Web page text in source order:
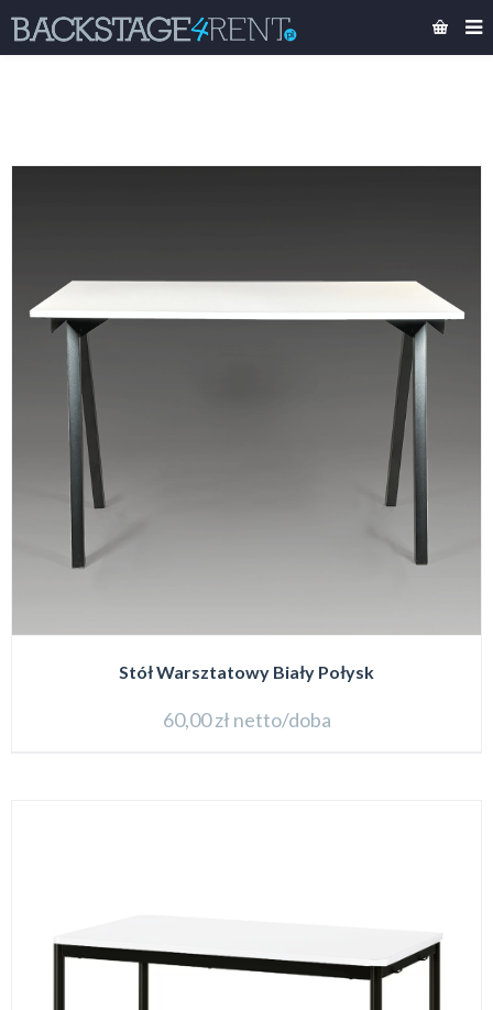
Stół Warsztatowy Biały Połysk
60,00zł netto/doba